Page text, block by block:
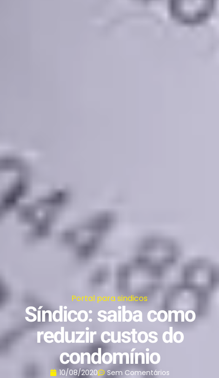
Portal para sindicos
Síndico: saiba como
reduzir custos do
condomínio
10/08/2020 Sem Comentários